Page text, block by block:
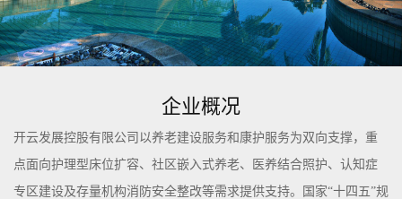
企业概况
开云发展控股有限公司以养老建设服务和康护服务为双向支撑，重
点面向护理型床位扩容、社区嵌入式养老、医养结合照护、认知症
专区建设及存量机构消防安全整改等需求提供支持。国家“十四五”规